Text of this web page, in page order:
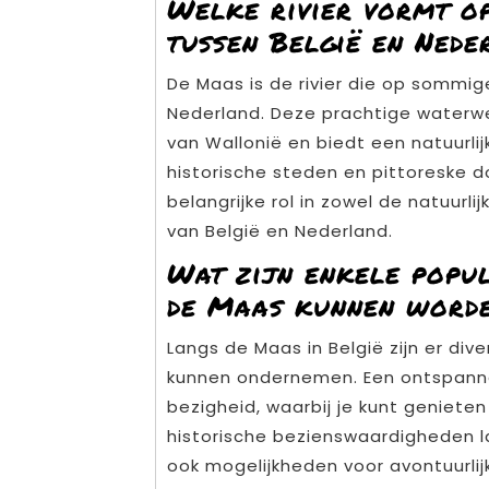
Welke rivier vormt
tussen België en
De Maas is de rivier die op
Nederland. Deze prachtige
van Wallonië en biedt een
historische steden en pittoreske
belangrijke rol in zowel de
van België en Nederland.
Wat zijn enkele
de Maas kunnen
Langs de Maas in België zijn er
kunnen ondernemen. Een
bezigheid, waarbij je kunt
historische bezienswaardigheden
ook mogelijkheden voor